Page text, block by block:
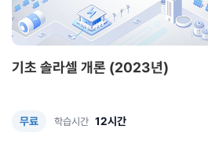
기초 솔라셀 개론 (2023년)
무료 학습시간 12시간